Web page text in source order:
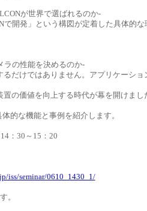
が世界で選ばれるのか-
開発」という構図が定着した具体的な
の性能を決めるのか-
だけではありません。アプリケーショ
の価値を向上する時代が幕を開けまし
的な機能と事例を紹介します。
：30～15：20
iss/seminar/0610_1430_1/
。